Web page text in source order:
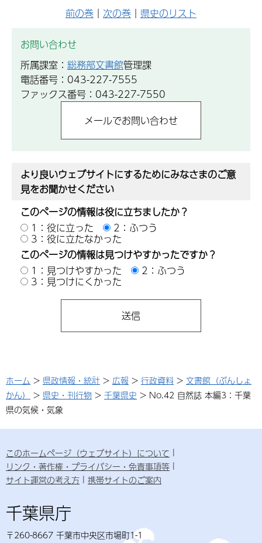
前の巻 ｜ 次の巻 ｜ 県史のリスト
お問い合わせ
所属課室： 総務部文書館管理課
電話番号：043-227-7555
ファックス番号：043-227-7550
より良いウェブサイトにするためにみなさまのご意
見をお聞かせください
このページの情報は役に立ちましたか？
1：役に立った
2：ふつう
3：役に立たなかった
このページの情報は見つけやすかったですか？
1：見つけやすかった
2：ふつう
3：見つけにくかった
ホーム > 県政情報・統計 > 広報 > 行政資料 > 文書館（ぶんしょ
かん）
> 県史・刊行物 > 千葉県史 > No.42 自然誌 本編3：千葉
県の気候・気象
このホームページ（ウェブサイト）について
リンク・著作権・プライバシー・免責事項等
サイト運営の考え方
携帯サイトのご案内
千葉県庁
〒260-8667 千葉市中央区市場町1-1